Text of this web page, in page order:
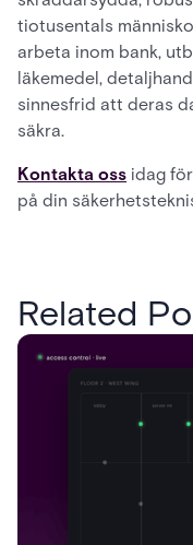
tiotusentals
arbeta inom bank,
läkemedel,
sinnesfrid att deras
säkra.
Kontakta oss idag
på din
Related